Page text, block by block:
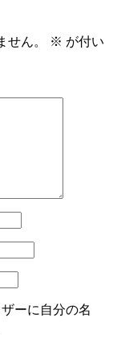
ん。 ※ が付い
ーに自分の名